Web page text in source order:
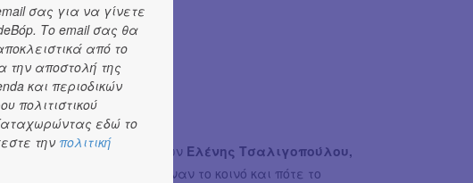
με τις ερμηνείες των Ελένης Τσαλιγοπούλου,
Διονυσίου
πότε ξεσήκωναν το κοινό και πότε το
σας για να γίνετε
Το email σας θα
από το
την αποστολή της
και περιοδικών
πολιτιστικού
εδώ το
την πολιτική